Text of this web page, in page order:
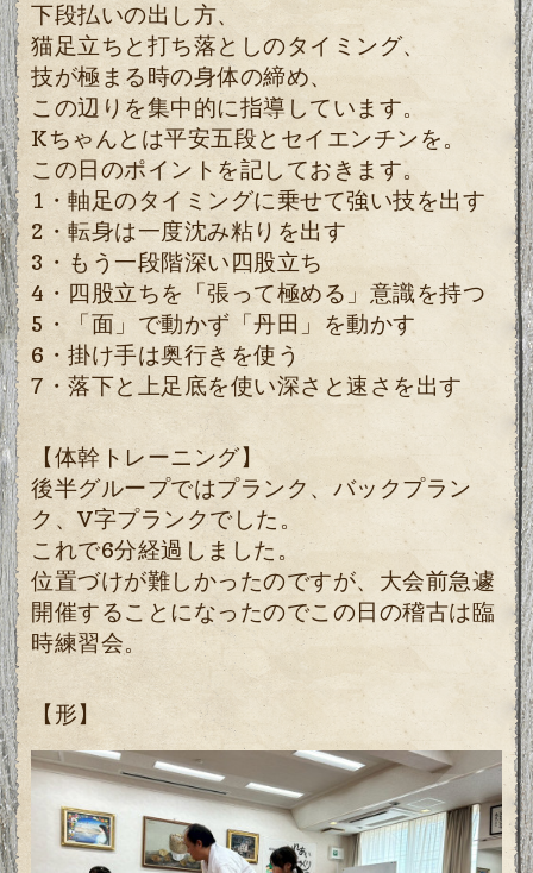
下段払いの出し方、
猫足立ちと打ち落としのタイミング、
技が極まる時の身体の締め、
この辺りを集中的に指導しています。
Kちゃんとは平安五段とセイエンチンを。
この日のポイントを記しておきます。
1・軸足のタイミングに乗せて強い技を出す
2・転身は一度沈み粘りを出す
3・もう一段階深い四股立ち
4・四股立ちを「張って極める」意識を持つ
5・「面」で動かず「丹田」を動かす
6・掛け手は奥行きを使う
7・落下と上足底を使い深さと速さを出す
【体幹トレーニング】
後半グループではプランク、バックプラン
ク、V字プランクでした。
これで6分経過しました。
位置づけが難しかったのですが、大会前急遽
開催することになったのでこの日の稽古は臨
時練習会。
【形】